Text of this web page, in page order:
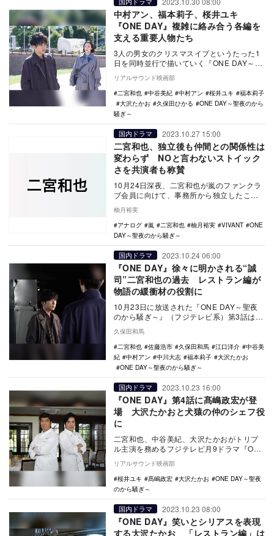
中村アン、福本莉子、桜井ユキ
『ONE DAY』複雑に絡み合う各編を
支える重要人物たち
3人の男女のクリスマスイブというたった1
日を同時並行で描いていく『ONE DAY～聖
夜のから騒ぎ～』（フジテレビ系）。「友
達の友…
リアルサウンド映画部
二宮和也
中谷美紀 中村アン 桜井ユキ
福本莉子
大沢たかお
久保田ひかる
ONE DAY～聖夜のから
騒ぎ～
国内ドラマ 2023.10.27 15:00
二宮和也、独立後も仲間との関係性は
変わらず NOと言わないストイック
さを共演者も称賛
10月24日深夜、二宮和也が嵐のファンクラ
ブ会員に向けて、事務所から独立したこと
を動画で報告した。一報を受けて、同時刻
に生放送中…
柚月裕実
アナログ
嵐 二宮和也 柚月裕実 VIVANT
ONE
DAY～聖夜のから騒ぎ～
国内ドラマ 2023.10.24 06:00
『ONE DAY』徐々に明かされる“誠
司”二宮和也の過去 レストラン編が
物語の緩衝材の役割に
10月23日に放送された『ONE DAY～聖夜
のから騒ぎ～』（フジテレビ系）第3話は、
…
久保田和馬
二宮和也
佐藤浩市 久保田和馬 江口洋介
中谷美
紀
中村アン 中川大志 福本莉子
大沢たかお
ONE DAY～聖夜のから騒ぎ～
国内ドラマ 2023.10.23 16:00
『ONE DAY』第4話に髙嶋政宏が登
場 大沢たかおと犬猿の仲のシェフ役
に
二宮和也、中谷美紀、大沢たかおがトリプ
ル主演を務めるフジテレビ月9ドラマ『ONE
DAY～聖夜のから騒ぎ～』の第4話に髙嶋政
宏が…
リアルサウンド映画部
桜井ユキ
髙嶋政宏 大沢たかお
ONE DAY～聖夜
のから騒ぎ～
国内ドラマ 2023.10.23 08:00
『ONE DAY』笑いとシリアスを表現
する大沢たかお 「レストラン編」は